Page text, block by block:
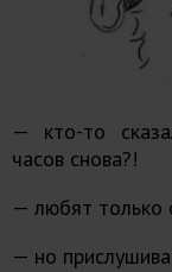
— кто-то
часов снова?!
— любят только
— но